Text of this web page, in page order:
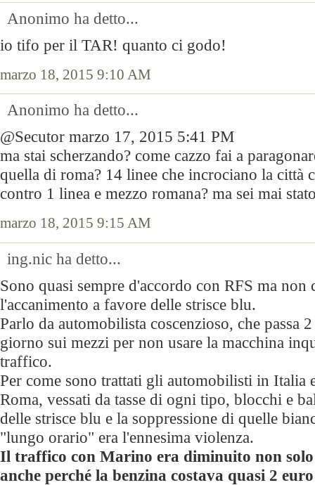
Anonimo ha detto...
io tifo per il TAR! quanto ci godo!
marzo 18, 2015 9:10 AM
Anonimo ha detto...
@Secutor marzo 17, 2015 5:41 PM
ma stai scherzando? come cazzo fai a
quella di roma? 14 linee che incrociano la città
contro 1 linea e mezzo romana? ma sei mai
marzo 18, 2015 9:15 AM
ing.nic ha detto...
Sono quasi sempre d'accordo con RFS ma non
l'accanimento a favore delle strisce blu.
Parlo da automobilista coscenzioso, che passa
giorno sui mezzi per non usare la macchina
traffico.
Per come sono trattati gli automobilisti in Italia
Roma, vessati da tasse di ogni tipo, blocchi e
delle strisce blu e la soppressione di quelle
"lungo orario" era l'ennesima violenza.
Il traffico con Marino era diminuito non
anche perché la benzina costava quasi 2